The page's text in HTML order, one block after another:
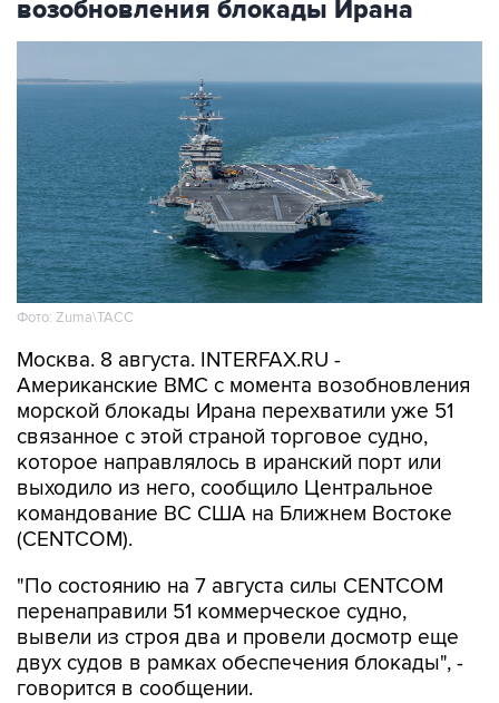
возобновления блокады Ирана
Фото: Zuma\ТАСС
Москва. 8 августа. INTERFAX.RU -
Американские ВМС с момента возобновления
морской блокады Ирана перехватили уже 51
связанное с этой страной торговое судно,
которое направлялось в иранский порт или
выходило из него, сообщило Центральное
командование ВС США на Ближнем Востоке
(CENTCOM).
"По состоянию на 7 августа силы CENTCOM
перенаправили 51 коммерческое судно,
вывели из строя два и провели досмотр еще
двух судов в рамках обеспечения блокады", -
говорится в сообщении.